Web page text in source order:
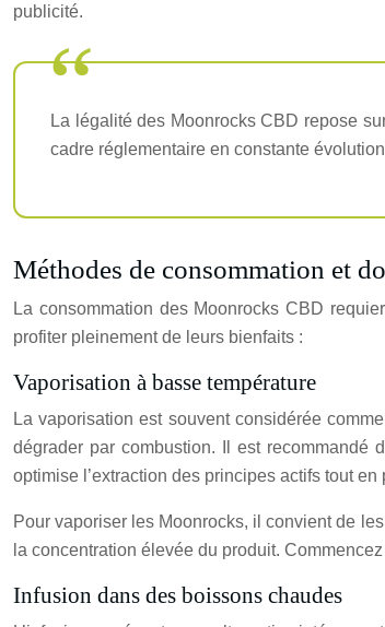
publicité.
La légalité des Moonrocks CBD repose
cadre réglementaire en constante
Méthodes de consommation et
La consommation des Moonrocks CBD
profiter pleinement de leurs bienfaits :
Vaporisation à basse température
La vaporisation est souvent considérée
dégrader par combustion. Il est recommandé
optimise l’extraction des principes actifs tout
Pour vaporiser les Moonrocks, il convient de
la concentration élevée du produit.
Infusion dans des boissons chaudes